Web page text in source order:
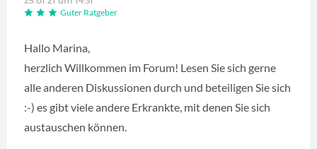
Guter Ratgeber
Hallo Marina,
herzlich Willkommen im Forum! Lesen Sie sich gerne
alle anderen Diskussionen durch und beteiligen Sie sich
:-) es gibt viele andere Erkrankte, mit denen Sie sich
austauschen können.